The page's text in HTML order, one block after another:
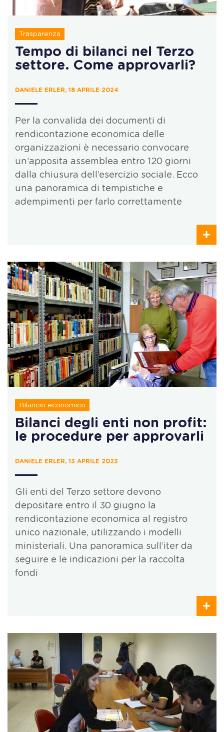
Trasparenza
Tempo di bilanci nel Terzo
settore. Come approvarli?
DANIELE ERLER, 18 APRILE 2024
Per la convalida dei documenti di
rendicontazione economica delle
organizzazioni è necessario convocare
un’apposita assemblea entro 120 giorni
dalla chiusura dell’esercizio sociale. Ecco
una panoramica di tempistiche e
adempimenti per farlo correttamente
Bilancio economico
Bilanci degli enti non profit:
le procedure per approvarli
DANIELE ERLER, 13 APRILE 2023
Gli enti del Terzo settore devono
depositare entro il 30 giugno la
rendicontazione economica al registro
unico nazionale, utilizzando i modelli
ministeriali. Una panoramica sull’iter da
seguire e le indicazioni per la raccolta
fondi